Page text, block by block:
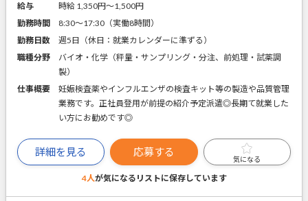
給与
時給 1,350円〜1,500円
勤務時間
8:30～17:30（実働8時間）
勤務日数
週5日（休日：就業カレンダーに準ずる）
職種分野
バイオ・化学（秤量・サンプリング・分注、前処理・試薬調
製）
仕事概要
妊娠検査薬やインフルエンザの検査キット等の製造や品質管理
業務です。正社員登用が前提の紹介予定派遣◎長期て就業した
い方にお勧めです◎
詳細を見る 応募する
気になる
4人が気になるリストに保存しています